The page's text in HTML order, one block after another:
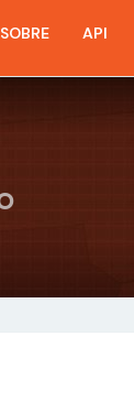
SOBRE API